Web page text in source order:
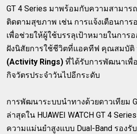
GT 4 Series มาพร้อมกับความสามา
ติดตามสุขภาพ เช่น การแจ้งเตือนการ
เพื่อช่วยให้ผู้ใช้บรรลุเป้าหมายในการ
ฝังนิสัยการใช้ชีวิตที่แอคทีฟ คุณสมบัติ
(Activity Rings) ที่ได้รับการพัฒนาเพื่
กิจวัตรประจำวันไปอีกระดับ
การพัฒนาระบบนำทางด้วยดาวเทียม
ล่าสุดใน HUAWEI WATCH GT 4
ความแม่นยำสูงแบบ Dual-Band รองรั